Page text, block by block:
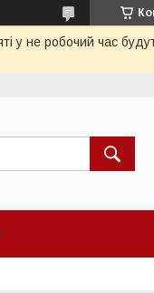
у не робочий час